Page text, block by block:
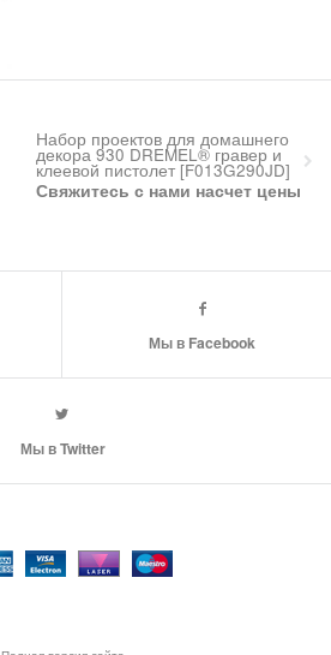
Набор проектов для домашнего
декора 930 DREMEL® гравер и
клеевой пистолет [F013G290JD]
Свяжитесь с нами насчет цены
Мы в Facebook
Мы в Twitter